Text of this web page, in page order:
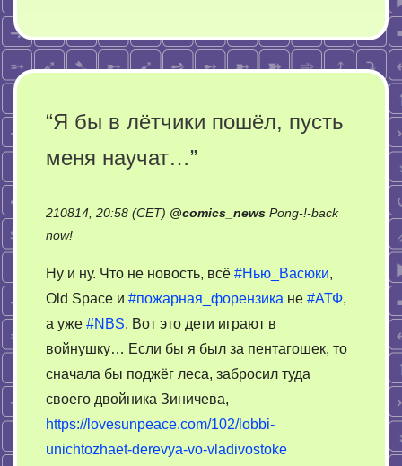
“Я бы в лётчики пошёл, пусть
меня научат…”
210814, 20:58 (CET) @comics_news Pong-!-back
now!on
бы
в
лётчики
пошёл,
пусть
Ну и ну. Что не новость, всё #Нью_Васюки,
Old Space и #пожарная_форензика не #АТФ,
а уже #NBS. Вот это дети играют в
войнушку… Если бы я был за пентагошек, то
сначала бы поджёг леса, забросил туда
своего двойника Зиничева,
https://lovesunpeace.com/102/lobbi-
unichtozhaet-derevya-vo-vladivostoke